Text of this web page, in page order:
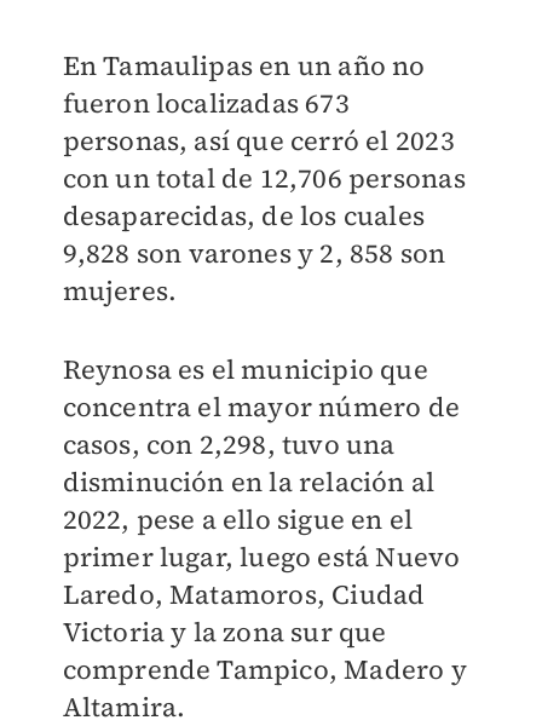
En Tamaulipas en un año no
fueron localizadas 673
personas, así que cerró el 2023
con un total de 12,706 personas
desaparecidas, de los cuales
9,828 son varones y 2, 858 son
mujeres.
Reynosa es el municipio que
concentra el mayor número de
casos, con 2,298, tuvo una
disminución en la relación al
2022, pese a ello sigue en el
primer lugar, luego está Nuevo
Laredo, Matamoros, Ciudad
Victoria y la zona sur que
comprende Tampico, Madero y
Altamira.